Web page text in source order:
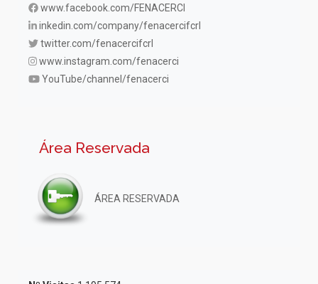
www.facebook.com/FENACERCI
inkedin.com/company/fenacercifcrl
twitter.com/fenacercifcrl
www.instagram.com/fenacerci
YouTube/channel/fenacerci
Área Reservada
ÁREA RESERVADA